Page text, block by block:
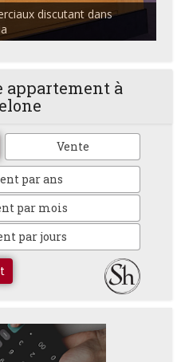
discutant dans
appartement à
Vente
par ans
par mois
par jours